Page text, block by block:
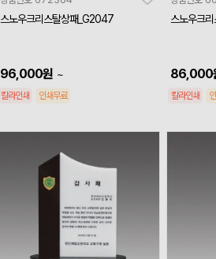
스노우크리스탈상패_G2047
96,000원 ~
칼라인쇄 인쇄무료
스노우크
86,000
칼라인쇄